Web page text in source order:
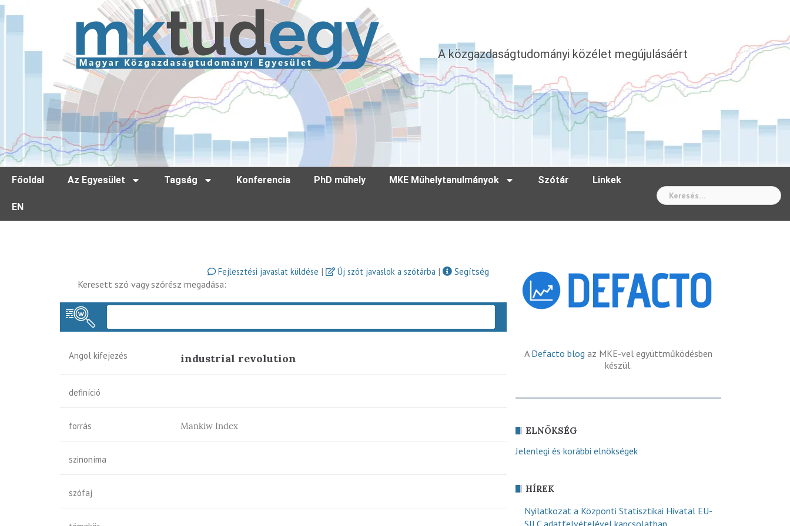
A közgazdaságtudományi közélet megújulásáért
Főoldal Az Egyesület Tagság Konferencia PhD műhely MKE Műhelytanulmányok Szótár Linkek
EN
Fejlesztési javaslat küldése | Új szót javaslok a szótárba |
Segítség
Keresett szó vagy szórész megadása:
Angol kifejezés industrial revolution
definíció
forrás Mankiw Index
szinoníma
szófaj
A Defacto blog az MKE-vel együttműködésben
készül.
ELNÖKSÉG
Jelenlegi és korábbi elnökségek
HÍREK
Nyilatkozat a Központi Statisztikai Hivatal EU-
SILC adatfelvételével kapcsolatban